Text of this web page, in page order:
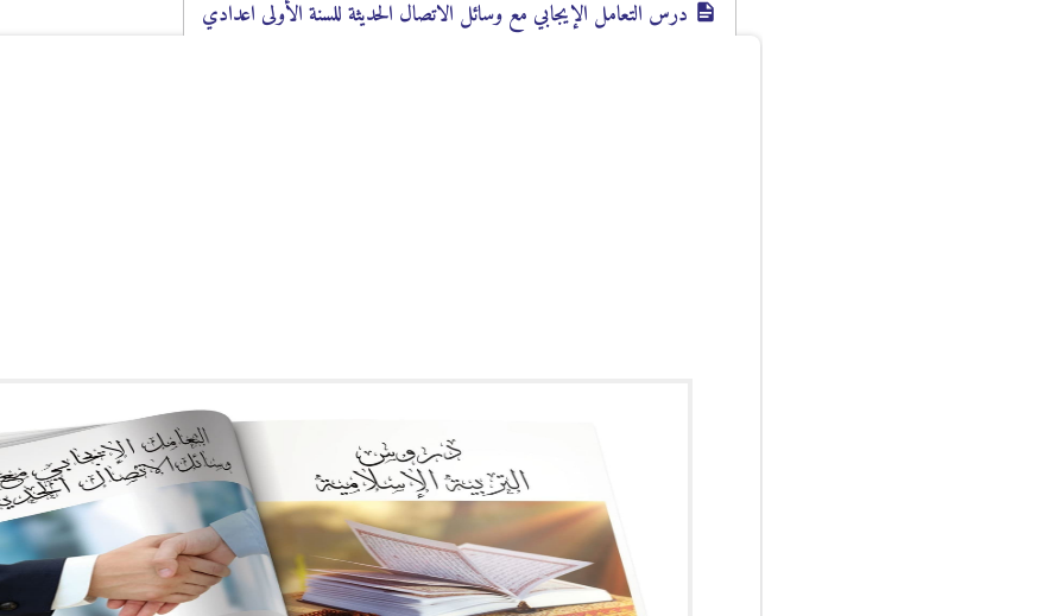
درس التعامل الإيجابي مع وسائل الاتصال الحديثة للسنة الأولى اعدادي